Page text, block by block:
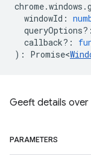
chrome.windows .
windowId :
queryOptions? :
callback? :
) : Promise<
Geeft details over
PARAMETERS